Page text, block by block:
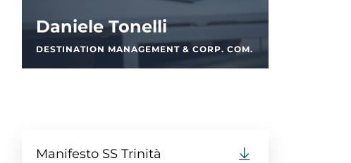
Daniele Tonelli
DESTINATION MANAGEMENT & CORP. COM.
Manifesto SS Trinità